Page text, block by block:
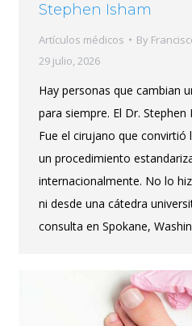
Stephen Isham
Artículos médicos By
29 julio, 2026
Hay personas que cambian
para siempre. El Dr.
Fue el cirujano que convirtió
un procedimiento
internacionalmente. No lo
ni desde una cátedra
consulta en Spokane,